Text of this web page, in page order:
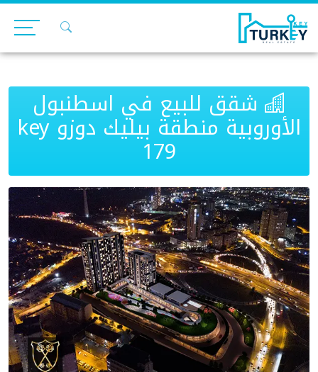
Skip
content
شقق للبيع في اسطنبول
الأوروبية منطقة بيليك دوزو key
179